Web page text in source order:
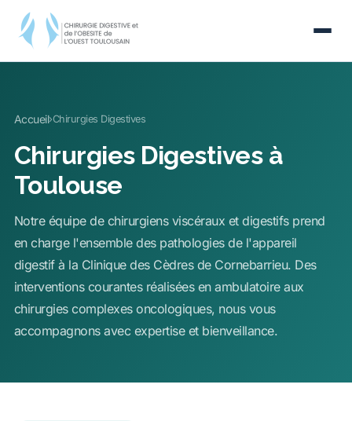
Accueil›Chirurgies Digestives
Chirurgies Digestives à
Toulouse
Notre équipe de chirurgiens viscéraux et digestifs prend
en charge l'ensemble des pathologies de l'appareil
digestif à la Clinique des Cèdres de Cornebarrieu. Des
interventions courantes réalisées en ambulatoire aux
chirurgies complexes oncologiques, nous vous
accompagnons avec expertise et bienveillance.